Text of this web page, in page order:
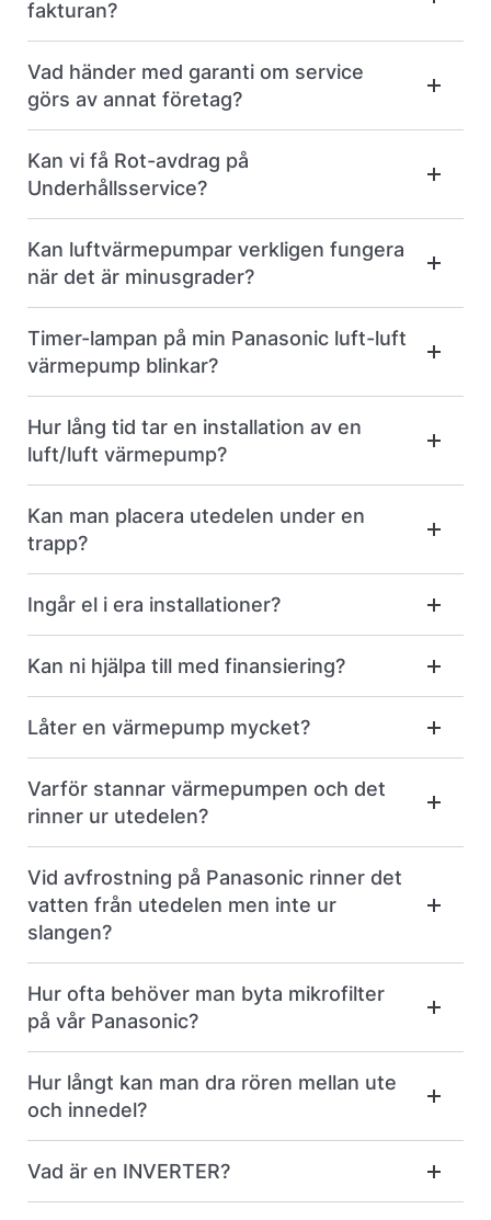
fakturan?
Vad händer med garanti om service
görs av annat företag?
Kan vi få Rot-avdrag på
Underhållsservice?
Kan luftvärmepumpar verkligen fungera
när det är minusgrader?
Timer-lampan på min Panasonic luft-luft
värmepump blinkar?
Hur lång tid tar en installation av en
luft/luft värmepump?
Kan man placera utedelen under en
trapp?
Ingår el i era installationer?
Kan ni hjälpa till med finansiering?
Låter en värmepump mycket?
Varför stannar värmepumpen och det
rinner ur utedelen?
Vid avfrostning på Panasonic rinner det
vatten från utedelen men inte ur
slangen?
Hur ofta behöver man byta mikrofilter
på vår Panasonic?
Hur långt kan man dra rören mellan ute
och innedel?
Vad är en INVERTER?